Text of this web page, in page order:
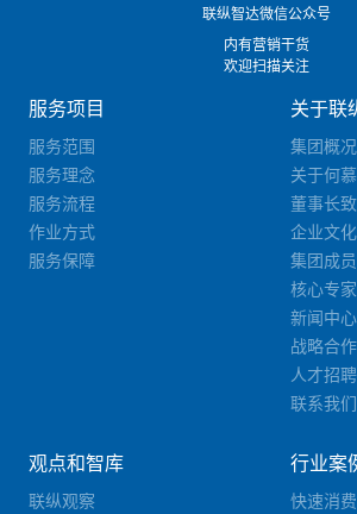
联纵智达微信公众号
内有营销干货
欢迎扫描关注
服务项目
服务范围
服务理念
服务流程
作业方式
服务保障
关于联
集团概况
关于何慕
董事长
企业文化
集团成员
核心专
新闻中心
战略合
人才招聘
联系我们
观点和智库
联纵观察
行业案
快速消